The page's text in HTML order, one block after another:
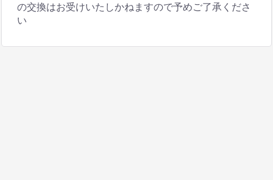
の交換はお受けいたしかねますので予めご了承くださ
い